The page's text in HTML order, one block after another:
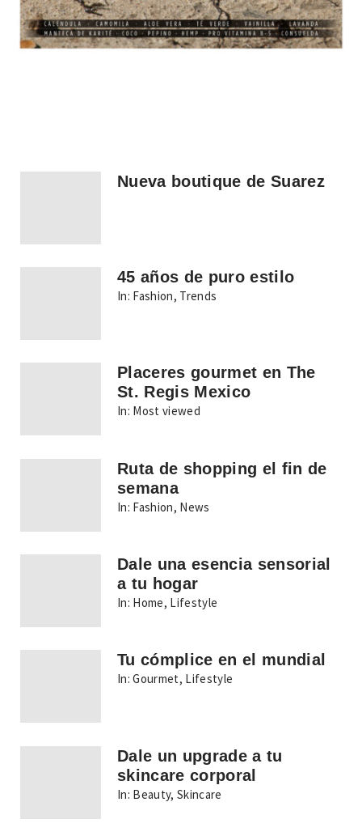
Nueva boutique de Suarez
45 años de puro estilo
In: Fashion, Trends
Placeres gourmet en The
St. Regis Mexico
In: Most viewed
Ruta de shopping el fin de
semana
In: Fashion, News
Dale una esencia sensorial
a tu hogar
In: Home, Lifestyle
Tu cómplice en el mundial
In: Gourmet, Lifestyle
Dale un upgrade a tu
skincare corporal
In: Beauty,Skincare